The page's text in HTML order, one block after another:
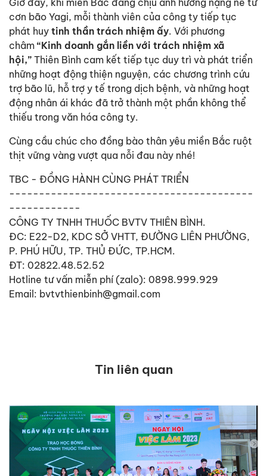
cơn bão Yagi, mỗi thành viên của công ty tiếp tục
phát huy tinh thần trách nhiệm ấy. Với phương
châm “Kinh doanh gắn liền với trách nhiệm xã
hội,” Thiên Bình cam kết tiếp tục duy trì và phát triển
những hoạt động thiện nguyện, các chương trình cứu
trợ bão lũ, hỗ trợ y tế trong dịch bệnh, và những hoạt
động nhân ái khác đã trở thành một phần không thể
thiếu trong văn hóa công ty.
Cùng cầu chúc cho đồng bào thân yêu miền Bắc ruột
thịt vững vàng vượt qua nỗi đau này nhé!
TBC - ĐỒNG HÀNH CÙNG PHÁT TRIỂN
-----------------------------------------
------------
CÔNG TY TNHH THUỐC BVTV THIÊN BÌNH.
ĐC: E22-D2, KDC SỞ VHTT, ĐƯỜNG LIÊN PHƯỜNG,
P. PHÚ HỮU, TP. THỦ ĐỨC, TP.HCM.
ĐT: 02822.48.52.52
Hotline tư vấn miễn phí (zalo): 0898.999.929
Email: bvtvthienbinh@gmail.com
Tin liên quan